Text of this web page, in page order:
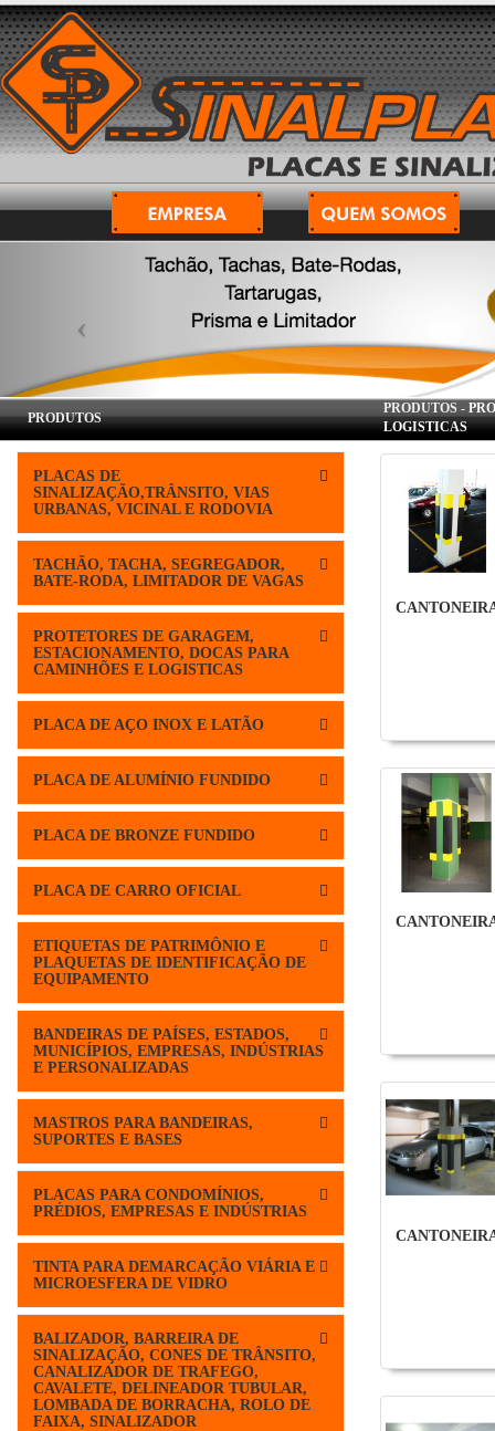
PRODUTOS
PLACAS DE
SINALIZAÇÃO,TRÂNSITO, VIAS
URBANAS, VICINAL E RODOVIA
TACHÃO, TACHA, SEGREGADOR,
BATE-RODA, LIMITADOR DE VAGAS
PROTETORES DE GARAGEM,
ESTACIONAMENTO, DOCAS PARA
CAMINHÕES E LOGISTICAS
PLACA DE AÇO INOX E LATÃO
PLACA DE ALUMÍNIO FUNDIDO
PLACA DE BRONZE FUNDIDO
PLACA DE CARRO OFICIAL
ETIQUETAS DE PATRIMÔNIO E
PLAQUETAS DE IDENTIFICAÇÃO DE
EQUIPAMENTO
BANDEIRAS DE PAÍSES, ESTADOS,
MUNICÍPIOS, EMPRESAS, INDÚSTRIAS
E PERSONALIZADAS
MASTROS PARA BANDEIRAS,
SUPORTES E BASES
PLACAS PARA CONDOMÍNIOS,
PRÉDIOS, EMPRESAS E INDÚSTRIAS
TINTA PARA DEMARCAÇÃO VIÁRIA E
MICROESFERA DE VIDRO
BALIZADOR, BARREIRA DE
SINALIZAÇÃO, CONES DE TRÂNSITO,
CANALIZADOR DE TRAFEGO,
CAVALETE, DELINEADOR TUBULAR,
LOMBADA DE BORRACHA, ROLO DE
FAIXA, SINALIZADOR
PRODUTOS -
LOGISTICAS